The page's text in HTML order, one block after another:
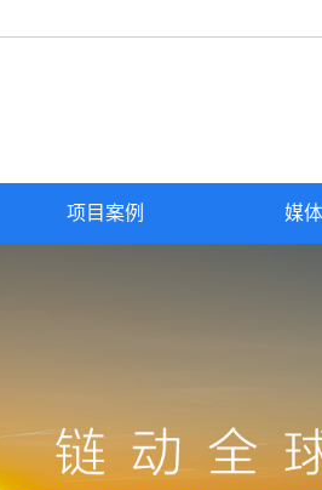
项目案例 媒